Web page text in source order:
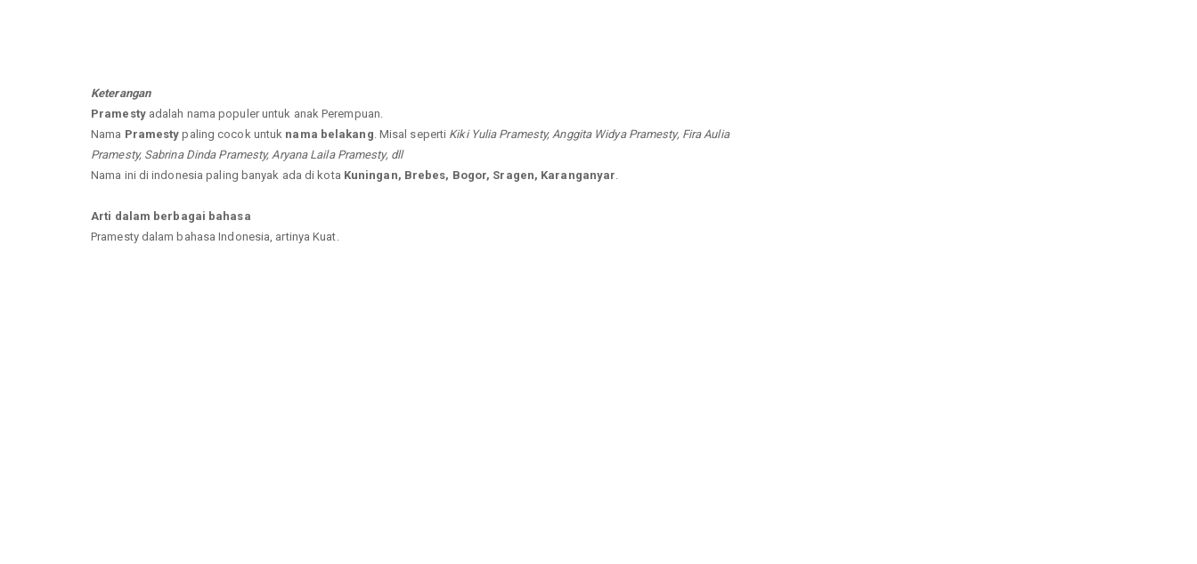
Keterangan
Pramestyadalah nama populer untuk anak Perempuan.
Nama Pramesty paling cocok untuk nama belakang . Misal seperti Kiki Yulia Pramesty, Anggita Widya Pramesty, Fira Aulia
Pramesty, Sabrina Dinda Pramesty, Aryana Laila Pramesty, dll
Nama ini di indonesia paling banyak ada di kota Kuningan, Brebes, Bogor, Sragen, Karanganyar
Arti dalam berbagai bahasa
Pramesty dalam bahasa Indonesia, artinya Kuat.